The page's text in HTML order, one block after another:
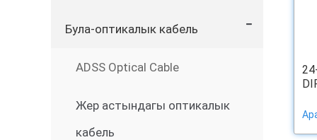
Була-оптикалык кабель
ADSS Optical Cable
Жер астындагы оптикалык
кабель